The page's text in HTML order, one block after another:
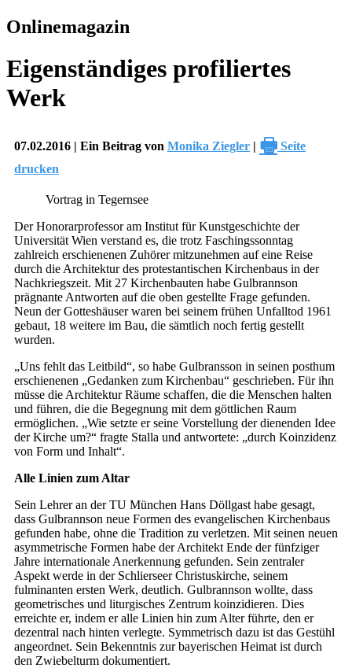
Onlinemagazin
Eigenständiges profiliertes
Werk
07.02.2016 | Ein Beitrag von Monika Ziegler | 🖶 Seite
drucken
Vortrag in Tegernsee
Der Honorarprofessor am Institut für Kunstgeschichte der
Universität Wien verstand es, die trotz Faschingssonntag
zahlreich erschienenen Zuhörer mitzunehmen auf eine Reise
durch die Architektur des protestantischen Kirchenbaus in der
Nachkriegszeit. Mit 27 Kirchenbauten habe Gulbrannson
prägnante Antworten auf die oben gestellte Frage gefunden.
Neun der Gotteshäuser waren bei seinem frühen Unfalltod 1961
gebaut, 18 weitere im Bau, die sämtlich noch fertig gestellt
wurden.
„Uns fehlt das Leitbild“, so habe Gulbransson in seinen posthum
erschienenen „Gedanken zum Kirchenbau“ geschrieben. Für ihn
müsse die Architektur Räume schaffen, die die Menschen halten
und führen, die die Begegnung mit dem göttlichen Raum
ermöglichen. „Wie setzte er seine Vorstellung der dienenden Idee
der Kirche um?“ fragte Stalla und antwortete: „durch Koinzidenz
von Form und Inhalt“.
Alle Linien zum Altar
Sein Lehrer an der TU München Hans Döllgast habe gesagt,
dass Gulbrannson neue Formen des evangelischen Kirchenbaus
gefunden habe, ohne die Tradition zu verletzen. Mit seinen neuen
asymmetrische Formen habe der Architekt Ende der fünfziger
Jahre internationale Anerkennung gefunden. Sein zentraler
Aspekt werde in der Schlierseer Christuskirche, seinem
fulminanten ersten Werk, deutlich. Gulbrannson wollte, dass
geometrisches und liturgisches Zentrum koinzidieren. Dies
erreichte er, indem er alle Linien hin zum Alter führte, den er
dezentral nach hinten verlegte. Symmetrisch dazu ist das Gestühl
angeordnet. Sein Bekenntnis zur bayerischen Heimat ist durch
den Zwiebelturm dokumentiert.